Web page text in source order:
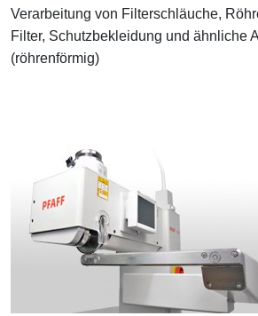
Verarbeitung von Filterschläuche,
Filter, Schutzbekleidung und ähnliche
(röhrenförmig)